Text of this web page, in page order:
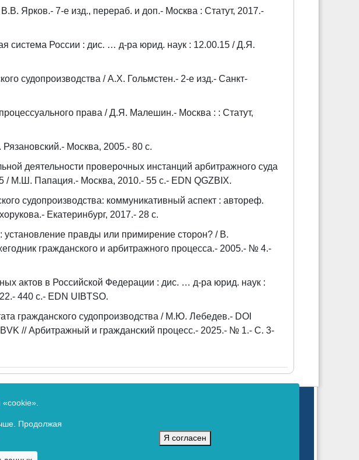
Ярков.- 7-е изд., перераб. и доп.- Москва : Статут, 2017.-
система России : дис. … д-ра юрид. наук : 12.00.15 / Д.Я.
судопроизводства / А.Х. Гольмстен.- 2-е изд.- Санкт-
права / Д.Я. Малешин.- Москва : : Статут,
Москва, 2005.- 80 с.
деятельности проверочных инстанций арбитражного суда
/ М.Ш. Папация.- Москва, 2010.- 55 с.- EDN QGZBIX.
судопроизводства: коммуникативный аспект : автореф.
Екатеринбург, 2017.- 28 с.
правды или примирение сторон? / В.
гражданского и арбитражного процесса.- 2005.- № 4.-
актов в Российской Федерации : дис. … д-ра юрид. наук :
440 с.- EDN UIBTSO.
гражданского судопроизводства / М.Ю. Лебедев.- DOI
// Арбитражный и гражданский процесс.- 2025.- № 1.- С. 3-
«cookie».
Продолжая
Я согласен
связи и массовых коммуникаций (Роскомнадзор).